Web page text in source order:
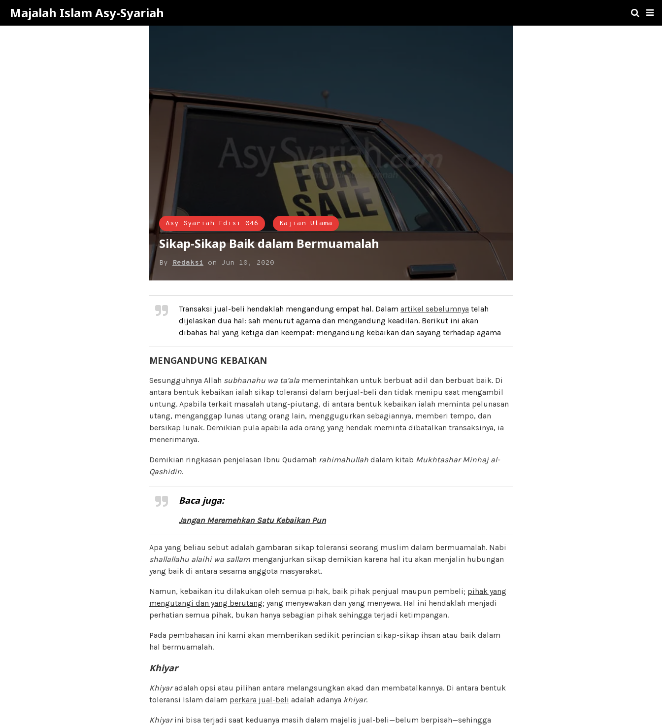
Majalah Islam Asy-Syariah
Asy Syariah Edisi 046 Kajian Utama
Sikap-Sikap Baik dalam Bermuamalah
By Redaksi on Jun 10, 2020
Transaksi jual-beli hendaklah mengandung empat hal. Dalam artikel sebelumnya telah
dijelaskan dua hal: sah menurut agama dan mengandung keadilan. Berikut ini akan
dibahas hal yang ketiga dan keempat: mengandung kebaikan dan sayang terhadap agama
MENGANDUNG KEBAIKAN
Sesungguhnya Allah subhanahu wa ta’ala memerintahkan untuk berbuat adil dan berbuat baik. Di
antara bentuk kebaikan ialah sikap toleransi dalam berjual-beli dan tidak menipu saat mengambil
untung. Apabila terkait masalah utang-piutang, di antara bentuk kebaikan ialah meminta pelunasan
utang, menganggap lunas utang orang lain, menggugurkan sebagiannya, memberi tempo, dan
bersikap lunak. Demikian pula apabila ada orang yang hendak meminta dibatalkan transaksinya, ia
menerimanya.
Demikian ringkasan penjelasan Ibnu Qudamah rahimahullah dalam kitab Mukhtashar Minhaj al-
Qashidin.
Baca juga:
Jangan Meremehkan Satu Kebaikan Pun
Apa yang beliau sebut adalah gambaran sikap toleransi seorang muslim dalam bermuamalah. Nabi
shallallahu alaihi wa sallam menganjurkan sikap demikian karena hal itu akan menjalin hubungan
yang baik di antara sesama anggota masyarakat.
Namun, kebaikan itu dilakukan oleh semua pihak, baik pihak penjual maupun pembeli; pihak yang
mengutangi dan yang berutang; yang menyewakan dan yang menyewa. Hal ini hendaklah menjadi
perhatian semua pihak, bukan hanya sebagian pihak sehingga terjadi ketimpangan.
Pada pembahasan ini kami akan memberikan sedikit perincian sikap-sikap ihsan atau baik dalam
hal bermuamalah.
Khiyar
Khiyaradalah opsi atau pilihan antara melangsungkan akad dan membatalkannya. Di antara bentuk
toleransi Islam dalam perkara jual-beli adalah adanya khiyar.
Khiyarini bisa terjadi saat keduanya masih dalam majelis jual-beli—belum berpisah—sehingga